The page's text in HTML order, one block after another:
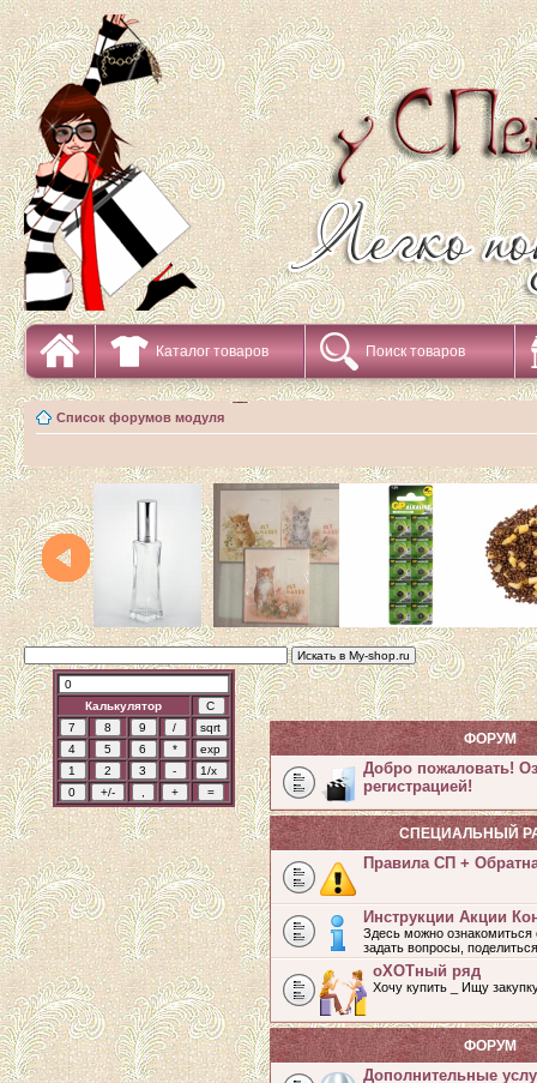
Каталог товаров Поиск товаров
Список форумов модуля
Калькулятор
ФОРУМ
Добро пожаловать!
регистрацией!
СПЕЦИАЛЬНЫЙ
Правила СП +
Инструкции Акции
Здесь можно
задать вопросы,
оХОТный ряд
Хочу купить _ Ищу
ФОРУМ
Дополнительные